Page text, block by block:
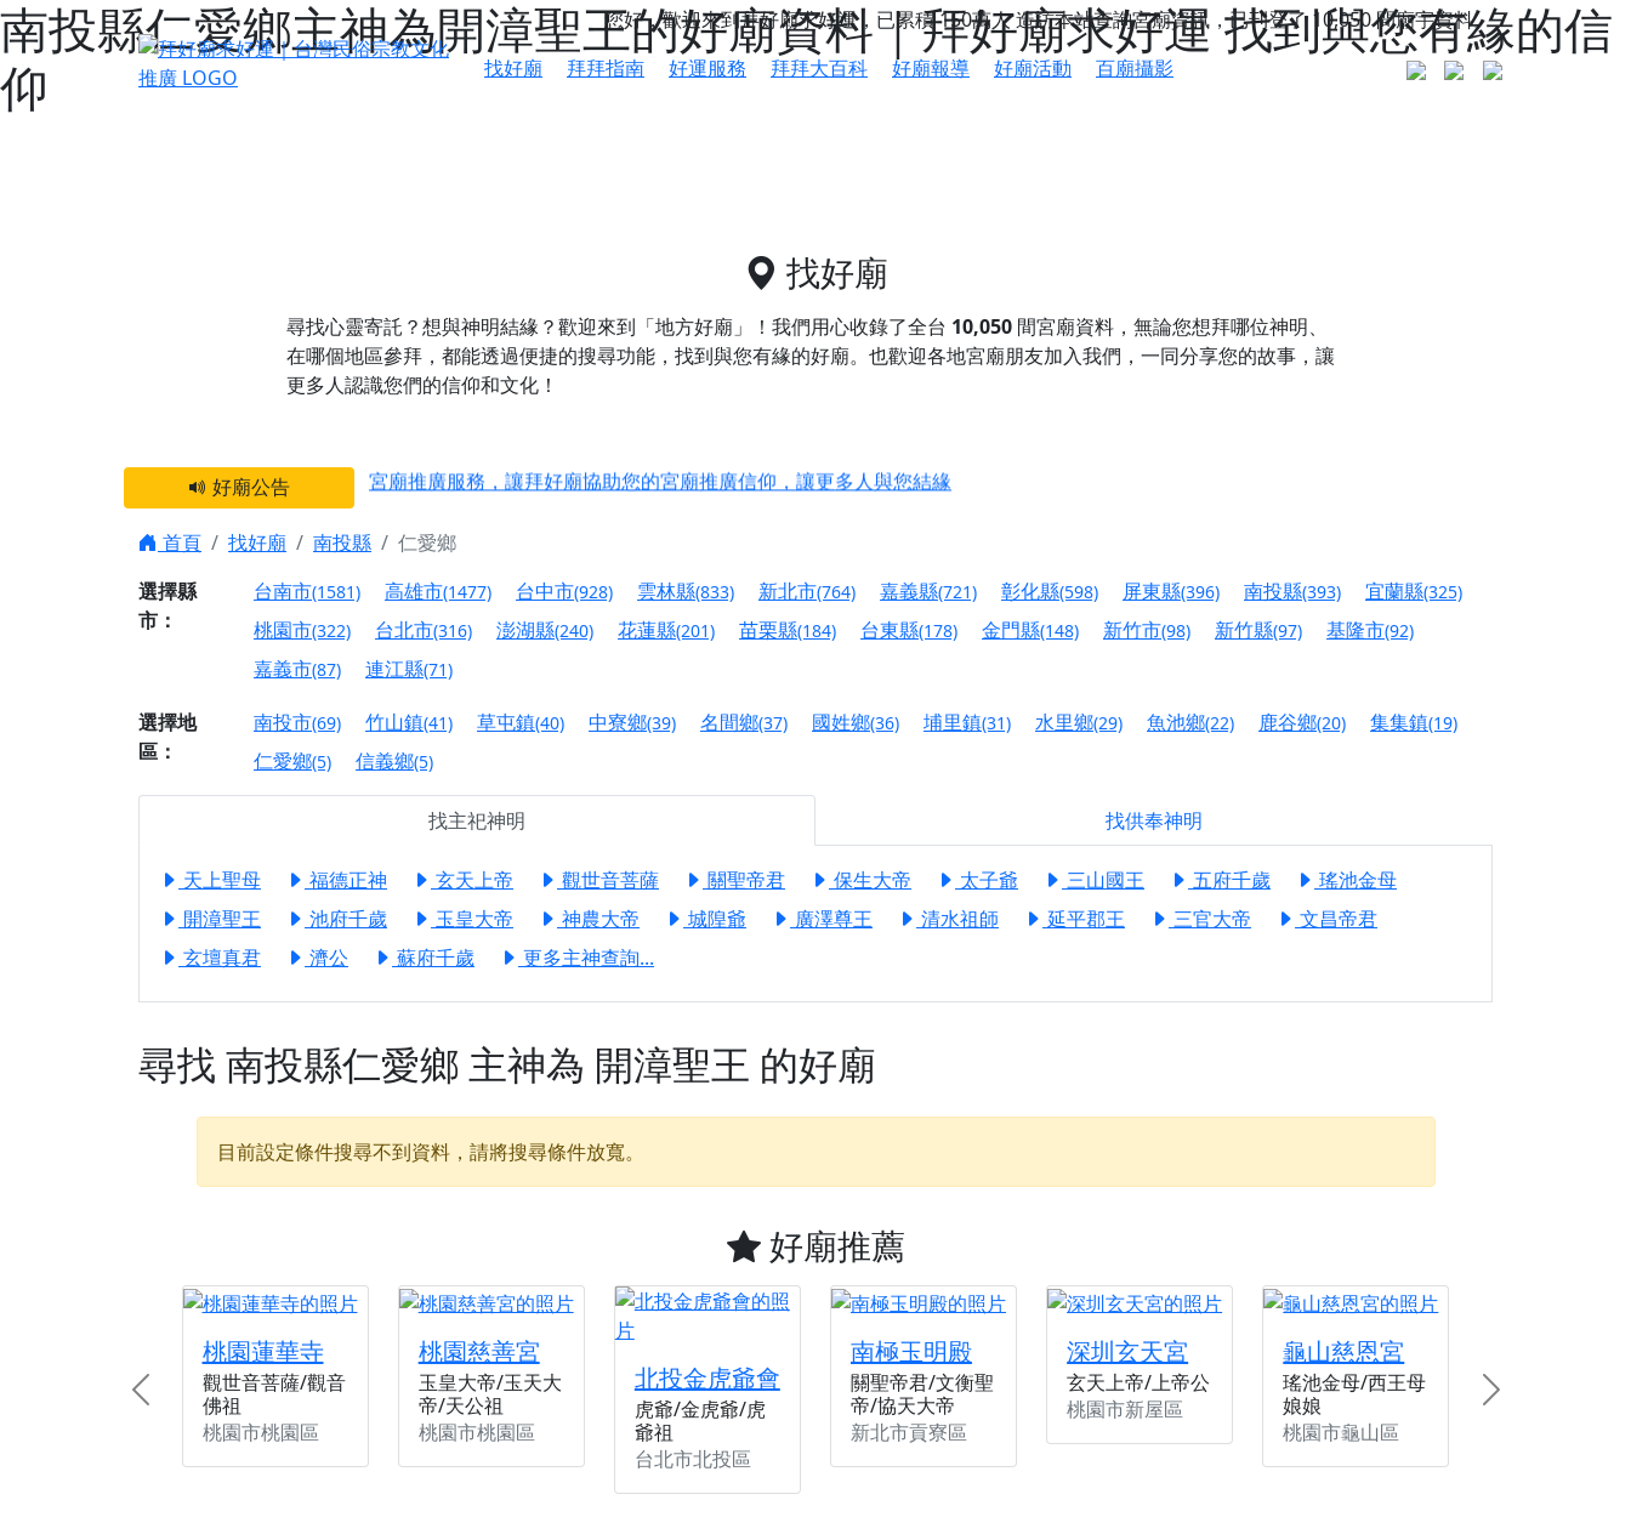
南投縣仁愛鄉主神為開漳聖王的好廟資料｜拜好廟求好運 找到與您有緣的信
仰
您好，歡迎來到拜好廟求好運，已累積150萬人造訪本站查詢宮廟資訊，已刊登了10,050間廟宇資料。
找好廟
拜拜指南 好運服務 拜拜大百科 好廟報導 好廟活動 百廟攝影
找好廟
尋找心靈寄託？想與神明結緣？歡迎來到「地方好廟」！我們用心收錄了全台 10,050 間宮廟資料，無論您想拜哪位神明、
在哪個地區參拜，都能透過便捷的搜尋功能，找到與您有緣的好廟。 也歡迎各地宮廟朋友加入我們，一同分享您的故事，讓
更多人認識您們的信仰和文化！
好廟公告
宮廟推廣服務，讓拜好廟協助您的宮廟推廣信仰，讓更多人與您結緣
之旅」！
【台北北投 唭哩岸慈生宮】慶讚中元普渡法會，誠摯邀請您一同參與，為自己與家人累積福德、祈求平安好運
【屏東縣獅子鄉 楓港清華山聖天宮】驪山母娘聖誕暨中元普渡大法會，誠邀十方善信大德，一同回到母娘慈悲座前，祈福納祥、慎
願平安順遂的慈悲心意。
【桃園龜山 慈恩宮】丙午年梁皇寶懺法會，一念虔誠禮寶懺，一分懺悔植福田，誠邀十方善信大德共同參與。
【新北貢寮 南極玉明殿】中元普渡大法會，誠摯歡迎十方善信大德隨喜贊普，為祖先親眷祈求安息，也為自身與家人累積福德、種
下善緣。
【桃園慈善宮(天公廟)】中元普渡交給專業的來，省時省力又積福！「玉皇大帝 大天尊」 親自坐鎮主法！幫你累積的功德福報自然
是「超級加倍」！
【台北北投 福慶宮】慶讚中元普渡法會，誠摯邀請十方善信大德，一同回到北投土地公埔，祈願闔家平安、地方祥和、福運綿長。
【桃園龜山 慈恩宮】瑤池金母聖誕祝壽盛典，邀請十方善信大德蒞臨參香祝壽，同沐母娘慈光，共祈平安吉祥
【桃園龜山 慈恩宮】丙午年慶讚中元普渡法會，正是讓我們用善念與功德，迴向冥陽兩利、闔家平安的殊勝因緣。
【新北八里 紫德宮】丙午年中元普渡讚普超薦法會，普施眾生・慎終追遠・廣植福田
【台北北投金虎爺會】父親節陪爸爸一起闖關趣，邀請大小朋友一起留下珍貴的家庭回憶
【新北八里 紫德宮】父親節奉茶感恩活動，一杯茶，一份心意；一句感謝，一生難忘。
【桃園新屋 深圳玄天宮】農曆七月擴大犒軍科儀，吉祥月不只有普渡祈福，也有一份感謝守護的虔誠心意
【桃園慈善宮(天公廟)】虎爺元帥 開光大典，祈求虎爺神威護持，庇佑闔家平安、財運亨通、事業順遂、百邪退散。
歡迎友廟長官、小編加入我們LINE官方帳號，讓我們協助您的廟宇推廣。
歡迎信眾分享您前往廟宇的參拜體驗，推廣您的信仰
首頁 找好廟 南投縣
仁愛鄉
選擇縣
市：
台南市(1581) 高雄市(1477) 台中市(928) 雲林縣(833) 新北市(764) 嘉義縣(721) 彰化縣(598) 屏東縣(396) 南投縣(393) 宜蘭縣(325)
桃園市(322) 台北市(316) 澎湖縣(240) 花蓮縣(201) 苗栗縣(184) 台東縣(178) 金門縣(148) 新竹市(98) 新竹縣(97) 基隆市(92)
嘉義市(87) 連江縣(71)
選擇地
區：
南投市(69) 竹山鎮(41) 草屯鎮(40) 中寮鄉(39) 名間鄉(37) 國姓鄉(36) 埔里鎮(31) 水里鄉(29) 魚池鄉(22) 鹿谷鄉(20) 集集鎮(19)
仁愛鄉(5) 信義鄉(5)
找主祀神明 找供奉神明
天上聖母 福德正神 玄天上帝 觀世音菩薩 關聖帝君 保生大帝 太子爺 三山國王 五府千歲
瑤池金母
開漳聖王
池府千歲 玉皇大帝 神農大帝 城隍爺 廣澤尊王 清水祖師 延平郡王 三官大帝
文昌帝君
玄壇真君
濟公 蘇府千歲 更多主神查詢...
尋找 南投縣仁愛鄉 主神為 開漳聖王 的好廟
目前設定條件搜尋不到資料，請將搜尋條件放寬。
好廟推薦
桃園蓮華寺
觀世音菩薩/觀音
佛祖
桃園市桃園區
桃園慈善宮
玉皇大帝/玉天大
帝/天公祖
桃園市桃園區
北投金虎爺會
虎爺/金虎爺/虎
爺祖
台北市北投區
南極玉明殿
關聖帝君/文衡聖
帝/協天大帝
新北市貢寮區
深圳玄天宮
玄天上帝/上帝公
桃園市新屋區
龜山慈恩宮
瑤池金母/西王母
娘娘
桃園市龜山區
Previous Next